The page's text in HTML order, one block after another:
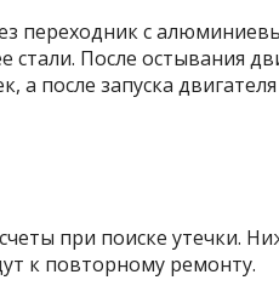
переходник с
После остывания
а после запуска
при поиске утечки.
к повторному ремонту.